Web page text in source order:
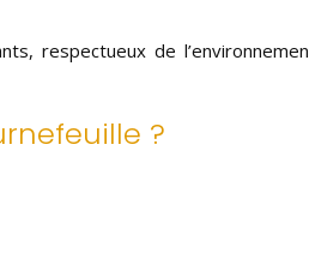
respectueux de
?